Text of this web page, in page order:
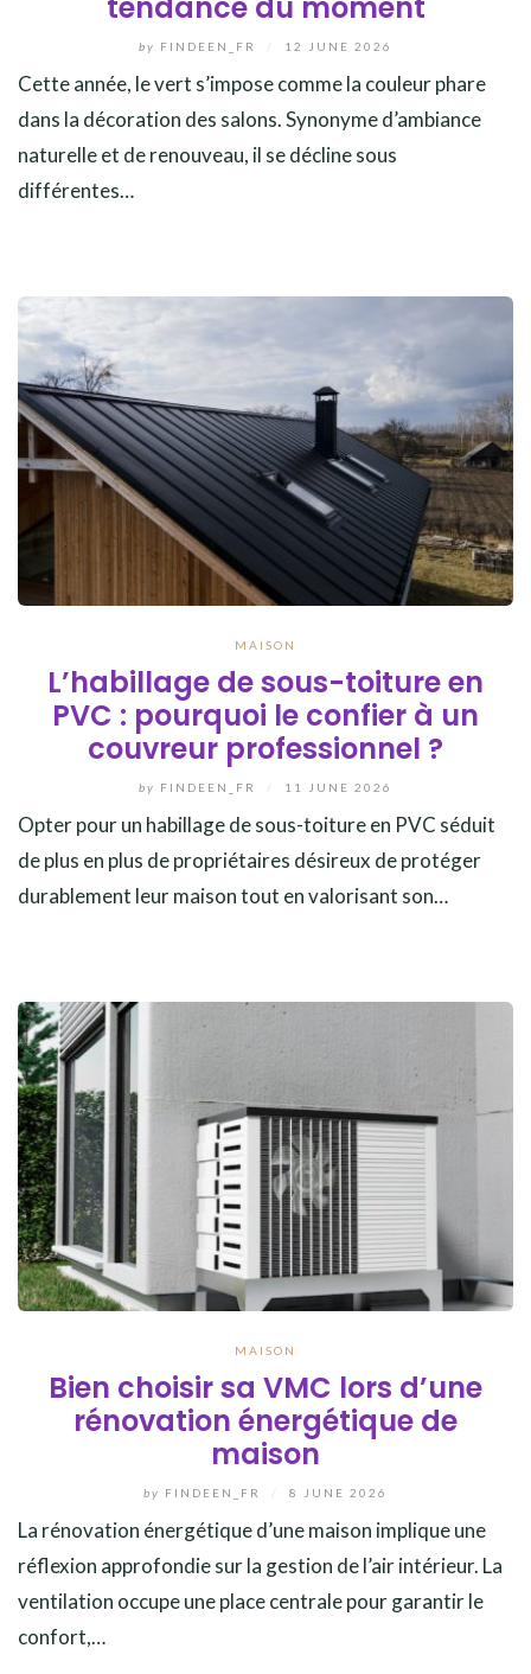
tendance du moment
by FINDEEN_FR 12 JUNE 2026
Cette année, le vert s’impose comme la couleur phare
dans la décoration des salons. Synonyme d’ambiance
naturelle et de renouveau, il se décline sous
différentes…
MAISON
L’habillage de sous-toiture en
PVC : pourquoi le confier à un
couvreur professionnel ?
by FINDEEN_FR 11 JUNE 2026
Opter pour un habillage de sous-toiture en PVC séduit
de plus en plus de propriétaires désireux de protéger
durablement leur maison tout en valorisant son…
MAISON
Bien choisir sa VMC lors d’une
rénovation énergétique de
maison
by FINDEEN_FR 8 JUNE 2026
La rénovation énergétique d’une maison implique une
réflexion approfondie sur la gestion de l’air intérieur. La
ventilation occupe une place centrale pour garantir le
confort,…